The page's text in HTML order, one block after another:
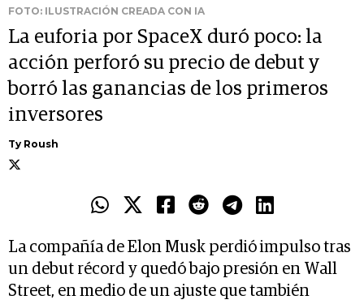
FOTO: ILUSTRACIÓN CREADA CON IA
La euforia por SpaceX duró poco: la
acción perforó su precio de debut y
borró las ganancias de los primeros
inversores
Ty Roush
La compañía de Elon Musk perdió impulso tras
un debut récord y quedó bajo presión en Wall
Street, en medio de un ajuste que también